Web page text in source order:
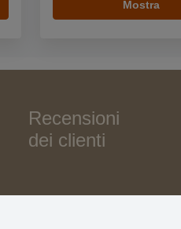
Mostra
Recensioni
dei clienti